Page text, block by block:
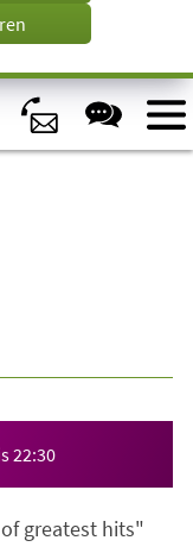
22:30
greatest hits"